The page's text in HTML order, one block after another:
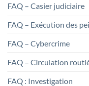
FAQ – Casier judiciaire
FAQ – Exécution des
FAQ – Cybercrime
FAQ – Circulation
FAQ : Investigation